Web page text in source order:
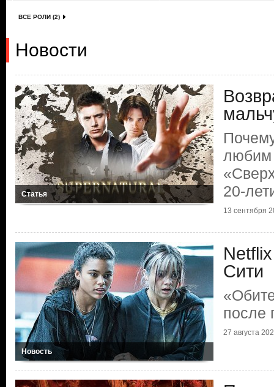
ВСЕ РОЛИ (2)
Новости
Статья
любим
20-
13 сентября
Новость
Сити
после
27 августа